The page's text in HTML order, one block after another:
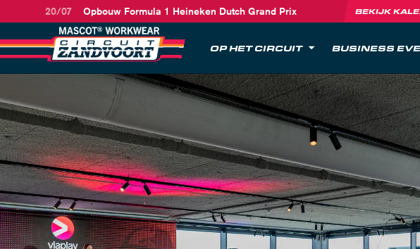
20/07 Opbouw Formula 1 Heineken Dutch Grand Prix BEKIJK
OP HET CIRCUIT BUSINESS